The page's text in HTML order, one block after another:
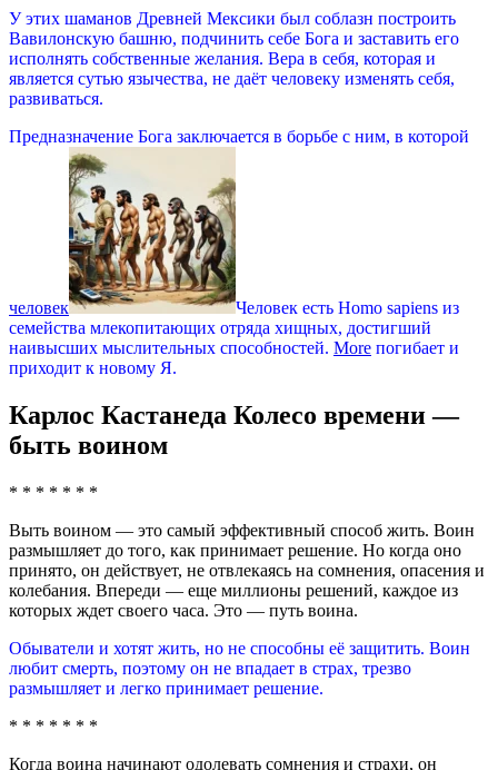
У этих шаманов Древней Мексики был соблазн построить
Вавилонскую башню, подчинить себе Бога и заставить его
исполнять собственные желания. Вера в себя, которая и
является сутью язычества, не даёт человеку изменять себя,
развиваться.
Предназначение Бога заключается в борьбе с ним, в которой
человек
Человек есть Homo sapiens из
семейства млекопитающих отряда хищных, достигший
наивысших мыслительных способностей. More погибает и
приходит к новому Я.
Карлос Кастанеда Колесо времени —
быть воином
* * * * * * *
Выть воином — это самый эффективный способ жить. Воин
размышляет до того, как принимает решение. Но когда оно
принято, он действует, не отвлекаясь на сомнения, опасения и
колебания. Впереди — еще миллионы решений, каждое из
которых ждет своего часа. Это — путь воина.
Обыватели и хотят жить, но не способны её защитить. Воин
любит смерть, поэтому он не впадает в страх, трезво
размышляет и легко принимает решение.
* * * * * * *
Когда воина начинают одолевать сомнения и страхи, он